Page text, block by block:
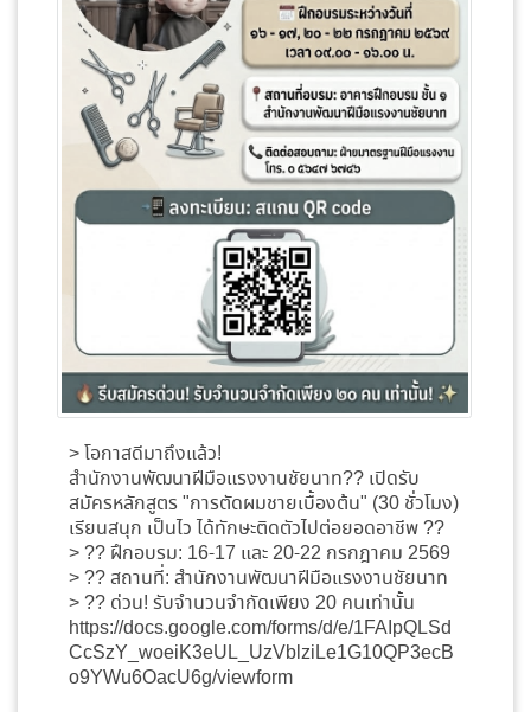
> โอกาสดีมาถึงแล้ว!
สำนักงานพัฒนาฝีมือแรงงานชัยนาท?? เปิดรับ
สมัครหลักสูตร "การตัดผมชายเบื้องต้น" (30 ชั่วโมง)
เรียนสนุก เป็นไว ได้ทักษะติดตัวไปต่อยอดอาชีพ ??
> ?? ฝึกอบรม: 16-17 และ 20-22 กรกฎาคม 2569
> ?? สถานที่: สำนักงานพัฒนาฝีมือแรงงานชัยนาท
> ?? ด่วน! รับจำนวนจำกัดเพียง 20 คนเท่านั้น
https://docs.google.com/forms/d/e/1FAIpQLSd
CcSzY_woeiK3eUL_UzVblziLe1G10QP3ecB
o9YWu6OacU6g/viewform